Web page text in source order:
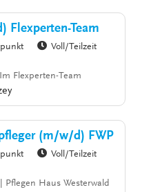
Flexperten-Team
Voll/Teilzeit
Flexperten-Team
(m/w/d) FWP
Voll/Teilzeit
Haus Westerwald